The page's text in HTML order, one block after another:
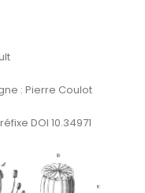
: Pierre Coulot
DOI 10.34971